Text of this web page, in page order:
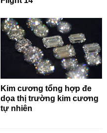
Kim cương tổng hợp đe
dọa thị trường kim cương
tự nhiên